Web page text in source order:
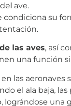
ave.
su
las aves, así
una función
las
el ala baja,
lográndose una